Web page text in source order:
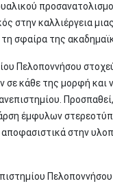
στην καλλιέργεια
σφαίρα της
Πελοποννήσου
σε κάθε της μορφή και
έμφυλων
αποφασιστικά στην
Πελοποννήσου